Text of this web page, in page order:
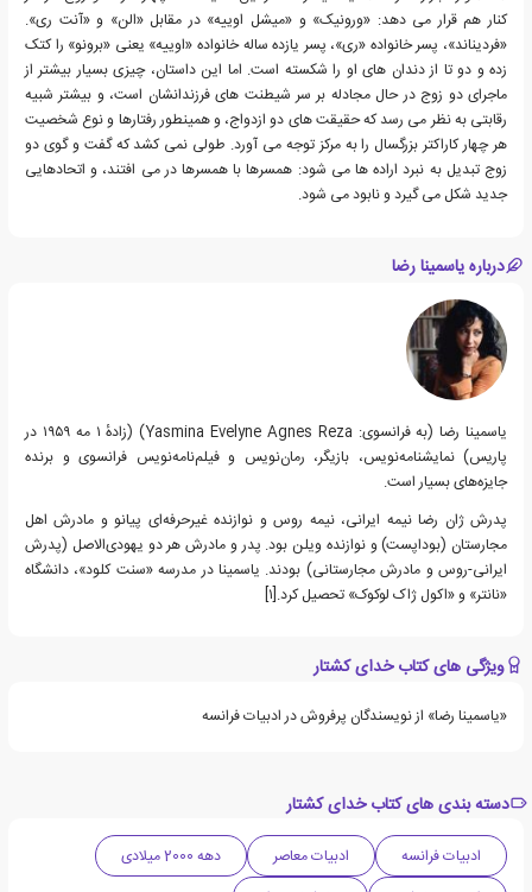
کنار هم قرار می دهد: «ورونیک» و «میشل اوییه» در مقابل «الن» و «آنت ری».
«فردیناند»، پسر خانواده «ری»، پسر یازده ساله خانواده «اوییه» یعنی «برونو» را کتک
زده و دو تا از دندان های او را شکسته است. اما این داستان، چیزی بسیار بیشتر از
ماجرای دو زوج در حال مجادله بر سر شیطنت های فرزندانشان است، و بیشتر شبیه
رقابتی به نظر می رسد که حقیقت های دو ازدواج، و همینطور رفتارها و نوع شخصیت
هر چهار کاراکتر بزرگسال را به مرکز توجه می آورد. طولی نمی کشد که گفت و گوی دو
زوج تبدیل به نبرد اراده ها می شود: همسرها با همسرها در می افتند، و اتحادهایی
جدید شکل می گیرد و نابود می شود.
درباره یاسمینا رضا
یاسمینا رضا (به فرانسوی: Yasmina Evelyne Agnes Reza) (زادهٔ ۱ مه ۱۹۵۹ در
پاریس) نمایشنامه‌نویس، بازیگر، رمان‌نویس و فیلم‌نامه‌نویس فرانسوی و برنده
جایزه‌های بسیار است.
پدرش ژان رضا نیمه ایرانی، نیمه روس و نوازنده غیرحرفه‌ای پیانو و مادرش اهل
مجارستان (بوداپست) و نوازنده ویلن بود. پدر و مادرش هر دو یهودی‌الاصل (پدرش
ایرانی-روس و مادرش مجارستانی) بودند. یاسمینا در مدرسه «سنت کلود»، دانشگاه
«نانتر» و «اکول ژاک لوکوک» تحصیل کرد.[۱]
ویژگی های کتاب خدای کشتار
«یاسمینا رضا» از نویسندگان پرفروش در ادبیات فرانسه
دسته بندی های کتاب خدای کشتار
ادبیات فرانسه ادبیات معاصر
دهه 2000 میلادی